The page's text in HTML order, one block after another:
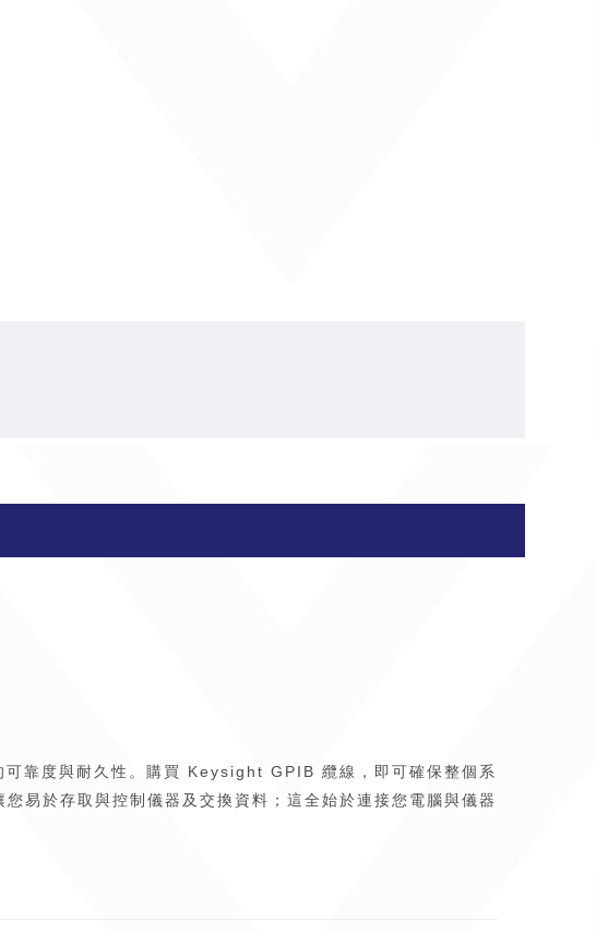
靠度與耐久性。購買 Keysight GPIB 纜線，即可確保整個系
易於存取與控制儀器及交換資料；這全始於連接您電腦與儀器